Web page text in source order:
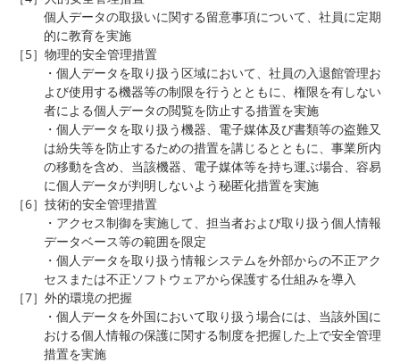
個人データの取扱いに関する留意事項について、社員に定期
的に教育を実施
［5］物理的安全管理措置
・個人データを取り扱う区域において、社員の入退館管理お
よび使用する機器等の制限を行うとともに、権限を有しない
者による個人データの閲覧を防止する措置を実施
・個人データを取り扱う機器、電子媒体及び書類等の盗難又
は紛失等を防止するための措置を講じるとともに、事業所内
の移動を含め、当該機器、電子媒体等を持ち運ぶ場合、容易
に個人データが判明しないよう秘匿化措置を実施
［6］技術的安全管理措置
・アクセス制御を実施して、担当者および取り扱う個人情報
データベース等の範囲を限定
・個人データを取り扱う情報システムを外部からの不正アク
セスまたは不正ソフトウェアから保護する仕組みを導入
［7］外的環境の把握
・個人データを外国において取り扱う場合には、当該外国に
おける個人情報の保護に関する制度を把握した上で安全管理
措置を実施